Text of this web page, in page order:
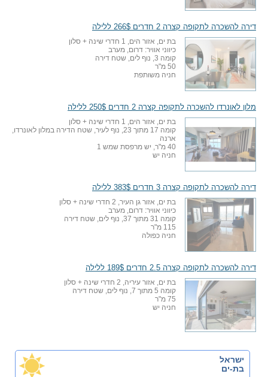
דירה להשכרה לתקופה קצרה 2 חדרים 266$ ללילה
בת ים, אזור הים, 1 חדרי שינה + סלון
כיווני אוויר: דרום, מערב
קומה 3, נוף לים, שטח דירה
50 מ"ר
חניה משותפת
מלון לאונרדו להשכרה לתקופה קצרה 2 חדרים 250$ ללילה
בת ים, אזור הים, 1 חדרי שינה + סלון
קומה 17 מתוך 23, נוף לעיר, שטח הדירה במלון לאונרדו,
ארנה
40 מ"ר, יש מרפסת שמש 1
חניה יש
דירה להשכרה לתקופה קצרה 3 חדרים 383$ ללילה
בת ים, אזור גן העיר, 2 חדרי שינה + סלון
כיווני אוויר: דרום, מערב
קומה 31 מתוך 37, נוף לים, שטח דירה
115 מ"ר
חניה כפולה
דירה להשכרה לתקופה קצרה 2.5 חדרים 189$ ללילה
בת ים, אזור עיריה, 2 חדרי שינה + סלון
קומה 5 מתוך 7, נוף לים, שטח דירה
75 מ"ר
חניה יש
ישראל
בת-ים